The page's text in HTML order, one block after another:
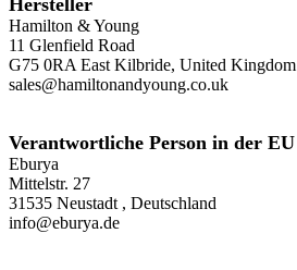
Hersteller
Hamilton & Young
11 Glenfield Road
G75 0RA East Kilbride, United Kingdom
sales@hamiltonandyoung.co.uk
Verantwortliche Person in der EU
Eburya
Mittelstr. 27
31535 Neustadt , Deutschland
info@eburya.de